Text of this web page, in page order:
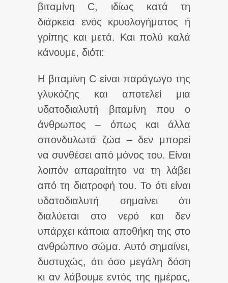
βιταμίνη C, ιδίως κατά τη
διάρκεια ενός κρυολογήματος ή
γρίπης και μετά. Και πολύ καλά
κάνουμε, διότι:
Η βιταμίνη C είναι παράγωγο της
γλυκόζης και αποτελεί μια
υδατοδιαλυτή βιταμίνη που ο
άνθρωπος – όπως και άλλα
σπονδυλωτά ζώα – δεν μπορεί
να συνθέσει από μόνος του. Είναι
λοιπόν απαραίτητο να τη λάβει
από τη διατροφή του. Το ότι είναι
υδατοδιαλυτή σημαίνει ότι
διαλύεται στο νερό και δεν
υπάρχει κάποια αποθήκη της στο
ανθρώπινο σώμα. Αυτό σημαίνει,
δυστυχώς, ότι όσο μεγάλη δόση
κι αν λάβουμε εντός της ημέρας,